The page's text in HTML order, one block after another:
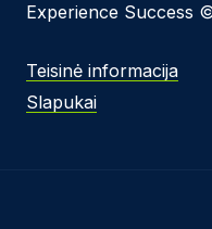
Experience Success
Teisinė informacija
Slapukai